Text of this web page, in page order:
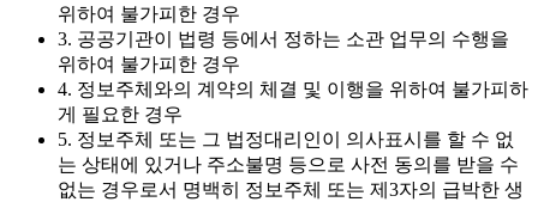
위하여 불가피한 경우
3. 공공기관이 법령 등에서 정하는 소관 업무의 수행을
위하여 불가피한 경우
4. 정보주체와의 계약의 체결 및 이행을 위하여 불가피하
게 필요한 경우
5. 정보주체 또는 그 법정대리인이 의사표시를 할 수 없
는 상태에 있거나 주소불명 등으로 사전 동의를 받을 수
없는 경우로서 명백히 정보주체 또는 제3자의 급박한 생